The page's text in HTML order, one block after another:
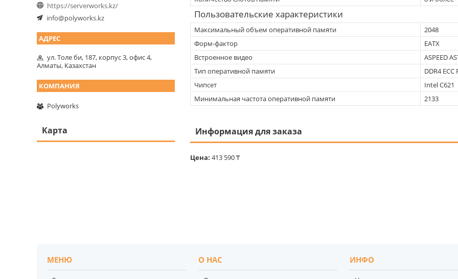
Пользовательские характеристики
Максимальный объем оперативной памяти
2048
Форм-фактор
EATX
Встроенное видео
ASPEED
Тип оперативной памяти
DDR4
Чипсет
Intel С621
Минимальная частота оперативной памяти
2133
Информация для заказа
Цена: 413 590 ₸
https://serverworks.kz/
info@polyworks.kz
ул. Толе би, 187, корпус 3, офис 4,
Алматы, Казахстан
Polyworks
Карта
МЕНЮ О НАС ИНФО